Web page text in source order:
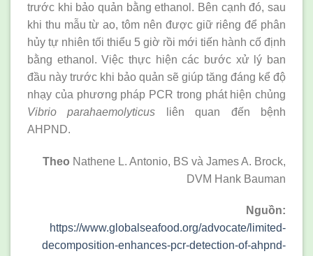
trước khi bảo quản bằng ethanol. Bên cạnh đó, sau
khi thu mẫu từ ao, tôm nên được giữ riêng để phân
hủy tự nhiên tối thiểu 5 giờ rồi mới tiến hành cố định
bằng ethanol. Việc thực hiện các bước xử lý ban
đầu này trước khi bảo quản sẽ giúp tăng đáng kể độ
nhạy của phương pháp PCR trong phát hiện chủng
Vibrio parahaemolyticus liên quan đến bệnh
AHPND.
Theo Nathene L. Antonio, BS và James A. Brock,
DVM Hank Bauman
Nguồn:
https://www.globalseafood.org/advocate/limited-
decomposition-enhances-pcr-detection-of-ahpnd-